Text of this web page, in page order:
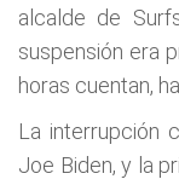
alcalde de
suspensión era
horas cuentan,
La interrupción
Joe Biden, y la